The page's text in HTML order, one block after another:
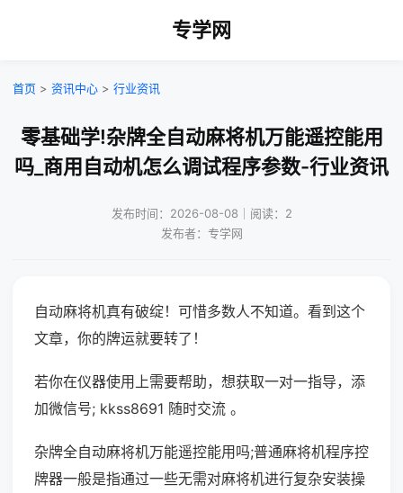
专学网
首页 > 资讯中心 > 行业资讯
零基础学!杂牌全自动麻将机万能遥控能用
吗_商用自动机怎么调试程序参数-行业资讯
发布时间：2026-08-08｜阅读：2
发布者：专学网
自动麻将机真有破绽！可惜多数人不知道。看到这个
文章，你的牌运就要转了！
若你在仪器使用上需要帮助，想获取一对一指导，添
加微信号; kkss8691 随时交流 。
杂牌全自动麻将机万能遥控能用吗;普通麻将机程序控
牌器一般是指通过一些无需对麻将机进行复杂安装操